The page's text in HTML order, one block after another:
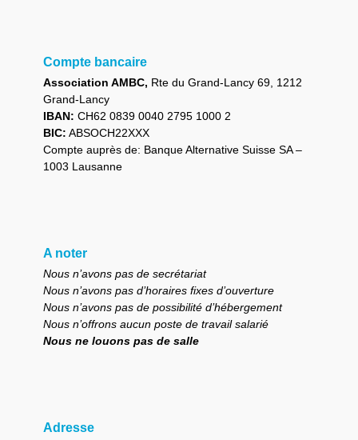
Compte bancaire
Association AMBC, Rte du Grand-Lancy 69, 1212
Grand-Lancy
IBAN: CH62 0839 0040 2795 1000 2
BIC: ABSOCH22XXX
Compte auprès de: Banque Alternative Suisse SA –
1003 Lausanne
A noter
Nous n’avons pas de secrétariat
Nous n’avons pas d’horaires fixes d’ouverture
Nous n’avons pas de possibilité d’hébergement
Nous n’offrons aucun poste de travail salarié
Nous ne louons pas de salle
Adresse